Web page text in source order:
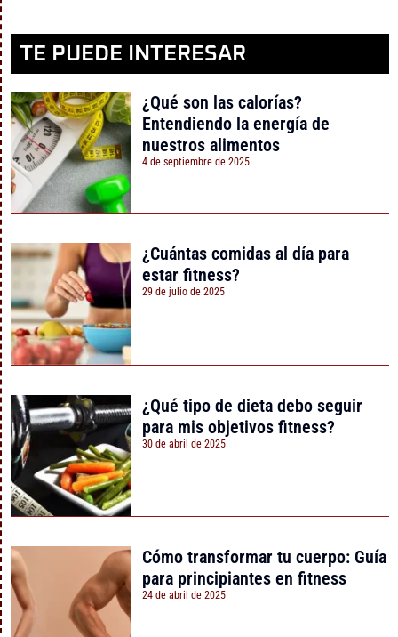
TE PUEDE INTERESAR
¿Qué son las calorías?
Entendiendo la energía de
nuestros alimentos
4 de septiembre de 2025
¿Cuántas comidas al día para
estar fitness?
29 de julio de 2025
¿Qué tipo de dieta debo seguir
para mis objetivos fitness?
30 de abril de 2025
Cómo transformar tu cuerpo: Guía
para principiantes en fitness
24 de abril de 2025